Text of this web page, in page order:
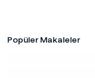
Popüler Makaleler